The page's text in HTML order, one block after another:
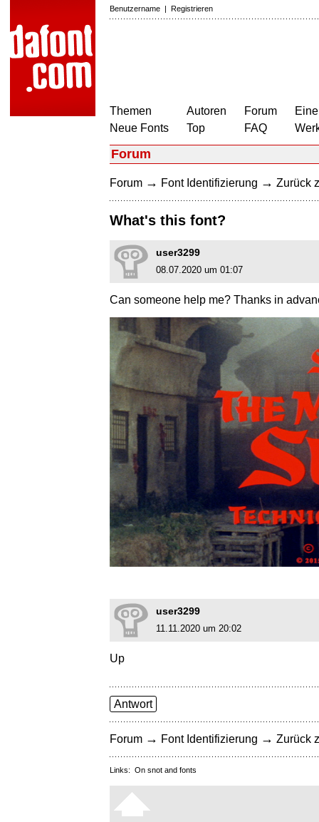
Benutzername | Registrieren
Themen
Neue Fonts
Autoren
Top
Forum
FAQ
Forum
Forum → Font Identifizierung → Zurück
What's this font?
user3299
08.07.2020 um 01:07
Can someone help me? Thanks in
user3299
11.11.2020 um 20:02
Up
Antwort
Forum → Font Identifizierung → Zurück
Links: On snot and fonts